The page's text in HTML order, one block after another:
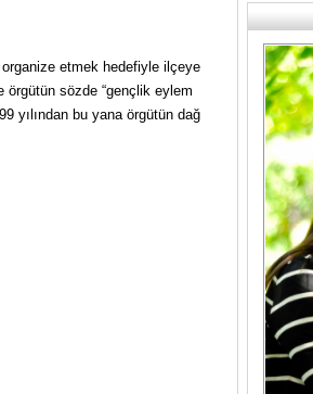
organize etmek hedefiyle ilçeye
örgütün sözde “gençlik eylem
yılından bu yana örgütün dağ